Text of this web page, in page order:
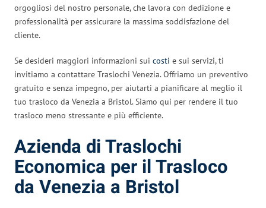
orgogliosi del nostro personale, che lavora con dedizione e
professionalità per assicurare la massima soddisfazione del
cliente.
Se desideri maggiori informazioni sui costi e sui servizi, ti
invitiamo a contattare Traslochi Venezia. Offriamo un preventivo
gratuito e senza impegno, per aiutarti a pianificare al meglio il
tuo trasloco da Venezia a Bristol. Siamo qui per rendere il tuo
trasloco meno stressante e più efficiente.
Azienda di Traslochi
Economica per il Trasloco
da Venezia a Bristol